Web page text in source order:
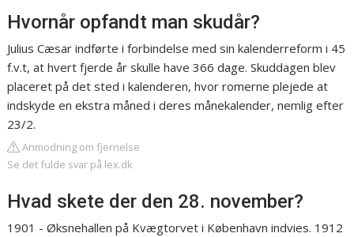
Hvornår opfandt man skudår?
Julius Cæsar indførte i forbindelse med sin kalenderreform i 45
f.v.t, at hvert fjerde år skulle have 366 dage. Skuddagen blev
placeret på det sted i kalenderen, hvor romerne plejede at
indskyde en ekstra måned i deres månekalender, nemlig efter
23/2.
Anmodning om fjernelse
Se det fulde svar på lex.dk
Hvad skete der den 28. november?
1901 - Øksnehallen på Kvægtorvet i København indvies. 1912